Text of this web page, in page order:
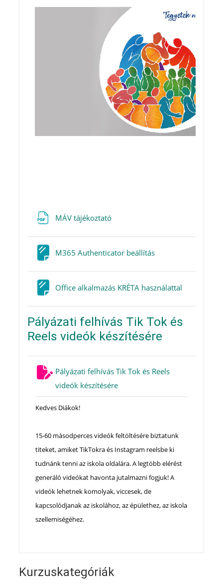
MÁV tájékoztató
M365 Authenticator beállításOldal
Office alkalmazás KRÉTA használattal
Pályázati felhívás Tik Tok és
Reels videók készítésére
Pályázati felhívás Tik Tok és Reels
videók készítéséreFeladat
Kedves Diákok!
15-60 másodperces videók feltöltésére biztatunk
titeket, amiket TikTokra és Instagram reelsbe ki
tudnánk tenni az iskola oldalára. A legtöbb elérést
generáló videókat havonta jutalmazni fogjuk! A
videók lehetnek komolyak, viccesek, de
kapcsolódjanak az iskolához, az épülethez, az iskola
szellemiségéhez.
Kurzuskategóriák